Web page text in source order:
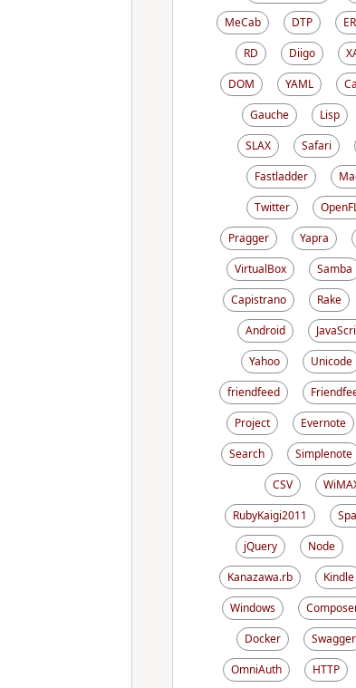
MeCab
DTP
RD
Diigo
DOM
YAML
Gauche
Lisp
SLAX
Safari
Fastladder
Twitter
Pragger
Yapra
VirtualBox
Samba
Capistrano
Rake
Android
Yahoo
Unicode
friendfeed
Project
Evernote
Search
Simplenote
CSV
RubyKaigi2011
jQuery
Node
Kanazawa.rb
Kindle
Windows
Docker
Swagger
OmniAuth
HTTP